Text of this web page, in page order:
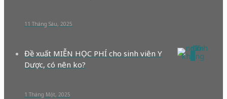
11 Tháng Sáu, 2025
Đề xuất MIỄN HỌC PHÍ cho sinh viên Y
Dược, có nên ko?
1 Tháng Một, 2025